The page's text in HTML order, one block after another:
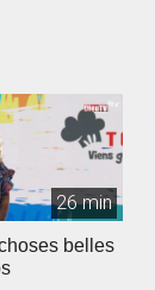
26 min
belles